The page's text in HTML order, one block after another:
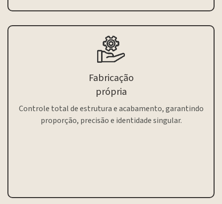
Fabricação
própria
Controle total de estrutura e acabamento, garantindo
proporção, precisão e identidade singular.